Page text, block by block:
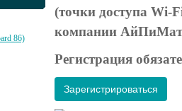
(точки доступа Wi-
компании
Регистрация
Зарегистрироваться